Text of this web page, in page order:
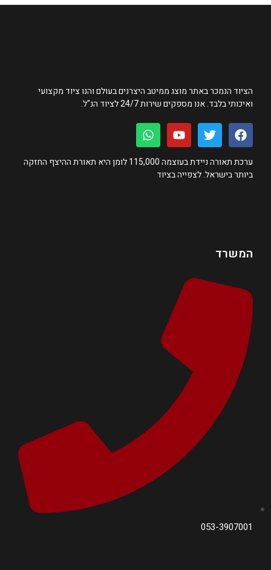
הציוד הנמכר באתר מוצג ממיטב היצרנים בעולם והנו ציוד מקצועי
ואיכותי בלבד. אנו מספקים שירות 24/7 לציוד הנ"ל.
ערכת תאורה ניידת בעוצמה 115,000 לומן היא תאורת ההיצף החזקה
ביותר בישראל. לצפייה בציוד
המשרד
053-3907001